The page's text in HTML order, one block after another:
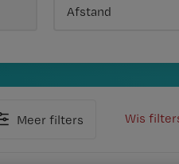
Meer filters Wis